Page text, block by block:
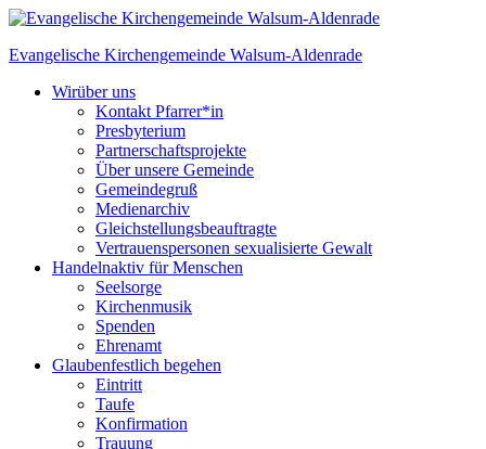
Skip
content
Evangelische Kirchengemeinde Walsum-Aldenrade
Wirüber uns
Kontakt Pfarrer*in
Presbyterium
Partnerschaftsprojekte
Über unsere Gemeinde
Gemeindegruß
Medienarchiv
Gleichstellungs­beauftragte
Vertrauenspersonen sexualisierte Gewalt
Handelnaktiv für Menschen
Seelsorge
Kirchenmusik
Spenden
Ehrenamt
Glaubenfestlich begehen
Eintritt
Taufe
Konfirmation
Trauung